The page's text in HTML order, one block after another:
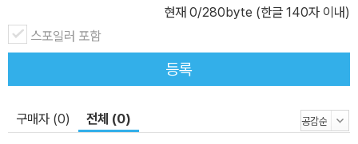
현재 0/280byte (한글 140자 이내)
스포일러 포함
등록
구매자 (0) 전체 (0)